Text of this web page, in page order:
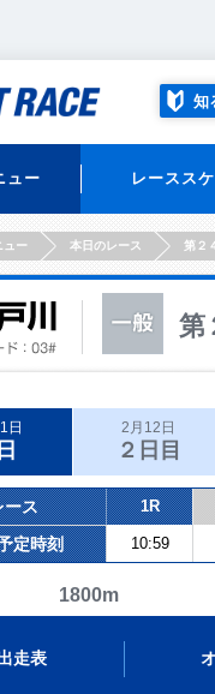
知
ュー レースス
ュー 本日のレース 第２
第
日 2月12日
２日目
ース 1R
定時刻 10:59
走表